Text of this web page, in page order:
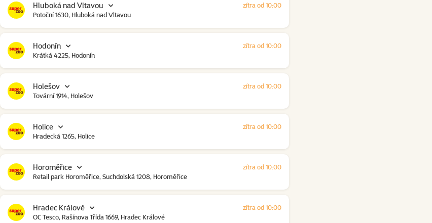
Hluboká nad Vltavou
Potoční 1630, Hluboká nad Vltavou
zítra od 10:00
Hodonín
Krátká 4225, Hodonín
zítra od 10:00
Holešov
Tovární 1914, Holešov
zítra od 10:00
Holice
Hradecká 1265, Holice
zítra od 10:00
Horoměřice
Retail park Horoměřice, Suchdolská 1208, Horoměřice
zítra od 10:00
Hradec Králové
OC Tesco, Rašínova Třída 1669, Hradec Králové
zítra od 10:00